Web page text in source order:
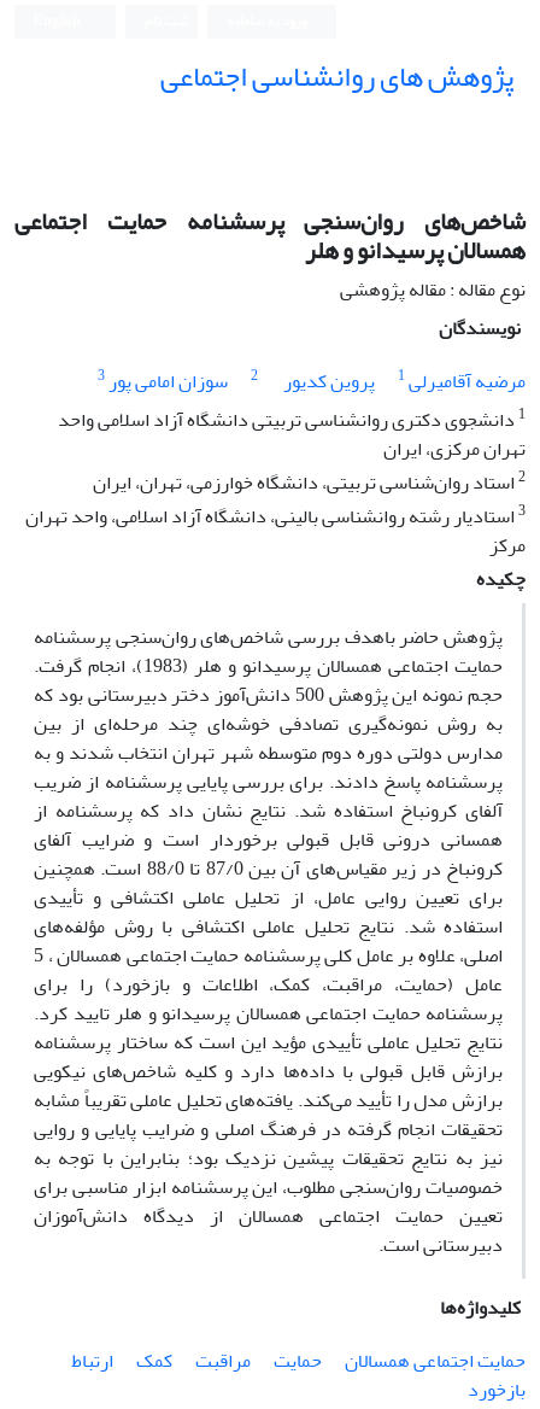
پژوهش های روانشناسی اجتماعی
شاخص‌های روان‌سنجی پرسشنامه حمایت اجتماعی
همسالان پرسیدانو و هلر
نوع مقاله : مقاله پژوهشی
نویسندگان
مرضیه آقامیرلی1 پروین کدیور 2 سوزان امامی پور3
1 دانشجوی دکتری روانشناسی تربیتی دانشگاه آزاد اسلامی واحد
تهران مرکزی، ایران
2استاد روان‌شناسی تربیتی، دانشگاه خوارزمی، تهران، ایران
3استادیار رشته روانشناسی بالینی، دانشگاه آزاد اسلامی، واحد تهران
مرکز
چکیده
پژوهش حاضر باهدف بررسی شاخص‌های روان‌سنجی پرسشنامه
حمایت اجتماعی همسالان پرسیدانو و هلر (1983)، انجام گرفت.
حجم نمونه این پژوهش 500 دانش‌آموز دختر دبیرستانی بود که
به روش نمونه‌گیری تصادفی خوشه‌ای چند مرحله‌ای از بین
مدارس دولتی دوره دوم متوسطه شهر تهران انتخاب شدند و به
پرسشنامه پاسخ دادند. برای بررسی پایایی پرسشنامه از ضریب
آلفای کرونباخ استفاده شد. نتایج نشان داد که پرسشنامه از
همسانی درونی قابل قبولی برخوردار است و ضرایب آلفای
کرونباخ در زیر مقیاس‌های آن بین 87/0 تا 88/0 است. همچنین
برای تعیین روایی عامل، از تحلیل عاملی اکتشافی و تأییدی
استفاده شد. نتایج تحلیل عاملی اکتشافی با روش مؤلفه‌های
اصلی، علاوه بر عامل کلی پرسشنامه حمایت اجتماعی همسالان ، 5
عامل (حمایت، مراقبت، کمک، اطلاعات و بازخورد) را برای
پرسشنامه حمایت اجتماعی همسالان پرسیدانو و هلر تایید کرد.
نتایج تحلیل عاملی تأییدی مؤید این است که ساختار پرسشنامه
برازش قابل قبولی با داده‌ها دارد و کلیه شاخص‌های نیکویی
برازش مدل را تأیید می‌کند. یافته‌های تحلیل عاملی تقریباً مشابه
تحقیقات انجام ‌گرفته در فرهنگ اصلی و ضرایب پایایی و روایی
نیز به نتایج تحقیقات پیشین نزدیک بود؛ بنابراین با توجه به
خصوصیات روان‌سنجی مطلوب، این پرسشنامه ابزار مناسبی برای
تعیین حمایت اجتماعی همسالان از دیدگاه دانش‌آموزان
دبیرستانی است.
کلیدواژه‌ها
حمایت اجتماعی همسالان
حمایت مراقبت کمک
ارتباط
بازخورد